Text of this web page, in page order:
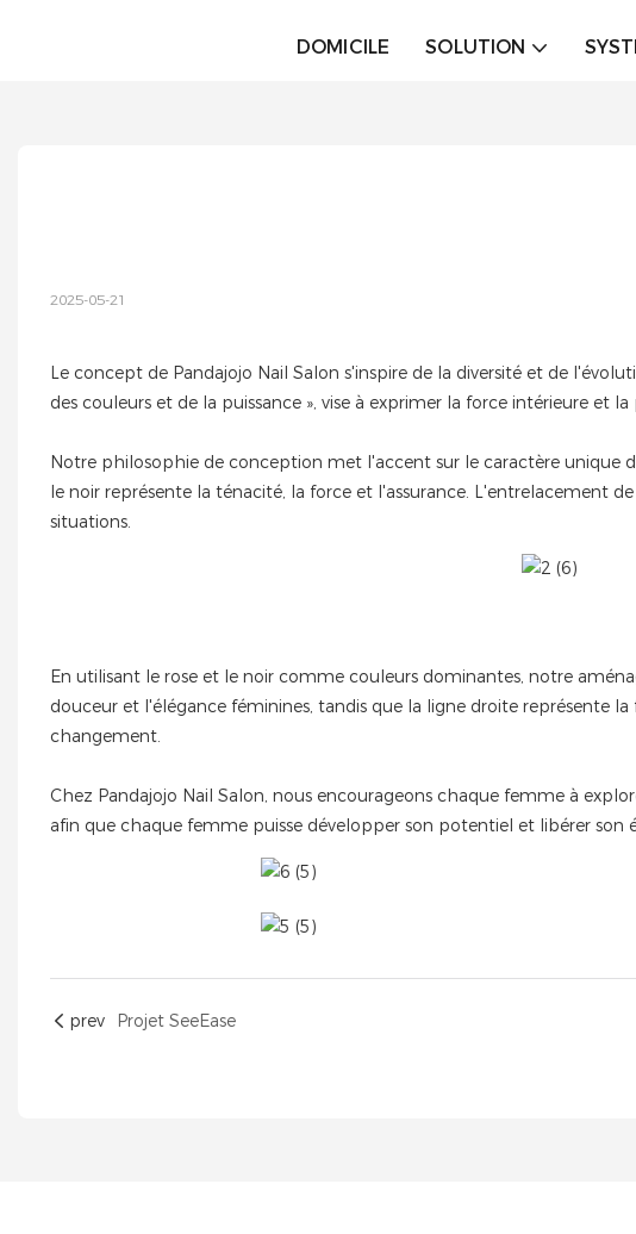
DOMICILE SOLUTION
2025-05-21
Le concept de Pandajojo Nail Salon s'inspire de la diversité et de
des couleurs et de la puissance », vise à exprimer la force intérieure et
Notre philosophie de conception met l'accent sur le caractère unique
le noir représente la ténacité, la force et l'assurance. L'entrelacement
situations.
En utilisant le rose et le noir comme couleurs dominantes, notre
douceur et l'élégance féminines, tandis que la ligne droite représente
changement.
Chez Pandajojo Nail Salon, nous encourageons chaque femme à
afin que chaque femme puisse développer son potentiel et libérer son
prev Projet SeeEase